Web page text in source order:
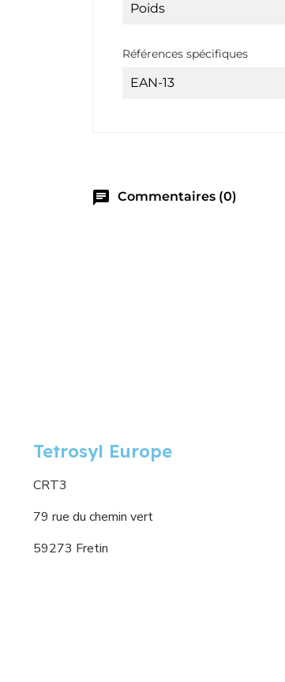
Poids
Références spécifiques
EAN-13
chat Commentaires (0)
Tetrosyl Europe
CRT3
79 rue du chemin vert
59273 Fretin